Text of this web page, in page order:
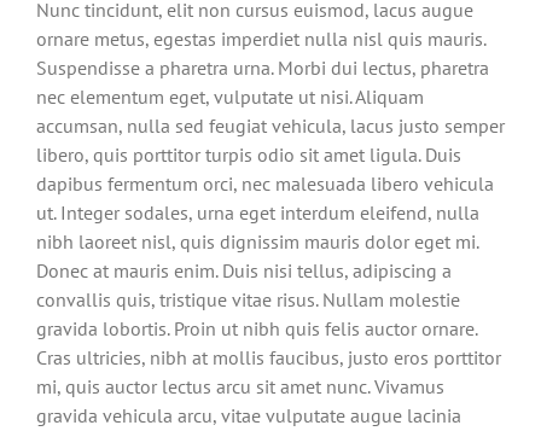
Nunc tincidunt, elit non cursus euismod, lacus augue
ornare metus, egestas imperdiet nulla nisl quis mauris.
Suspendisse a pharetra urna. Morbi dui lectus, pharetra
nec elementum eget, vulputate ut nisi. Aliquam
accumsan, nulla sed feugiat vehicula, lacus justo semper
libero, quis porttitor turpis odio sit amet ligula. Duis
dapibus fermentum orci, nec malesuada libero vehicula
ut. Integer sodales, urna eget interdum eleifend, nulla
nibh laoreet nisl, quis dignissim mauris dolor eget mi.
Donec at mauris enim. Duis nisi tellus, adipiscing a
convallis quis, tristique vitae risus. Nullam molestie
gravida lobortis. Proin ut nibh quis felis auctor ornare.
Cras ultricies, nibh at mollis faucibus, justo eros porttitor
mi, quis auctor lectus arcu sit amet nunc. Vivamus
gravida vehicula arcu, vitae vulputate augue lacinia